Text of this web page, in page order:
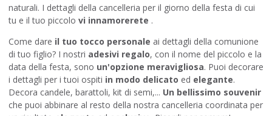
naturali. I dettagli della cancelleria per il giorno della festa di cui
tu e il tuo piccolo vi innamorerete .
Come dare il tuo tocco personale ai dettagli della comunione
di tuo figlio? I nostri adesivi regalo, con il nome del piccolo e la
data della festa, sono un'opzione meravigliosa. Puoi decorare
i dettagli per i tuoi ospiti in modo delicato ed elegante.
Decora candele, barattoli, kit di semi,... Un bellissimo souvenir
che puoi abbinare al resto della nostra cancelleria coordinata per